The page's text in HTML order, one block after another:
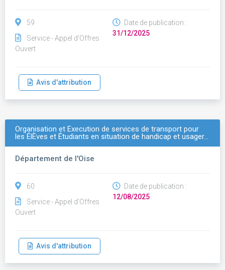
59
Service - Appel d'Offres
Ouvert
Date de publication :
31/12/2025
Avis d'attribution
Organisation et Éxecution de services de transport pour
les ÉlÈves et Étudiants en situation de handicap et usager…
Département de l'Oise
60
Service - Appel d'Offres
Ouvert
Date de publication :
12/08/2025
Avis d'attribution